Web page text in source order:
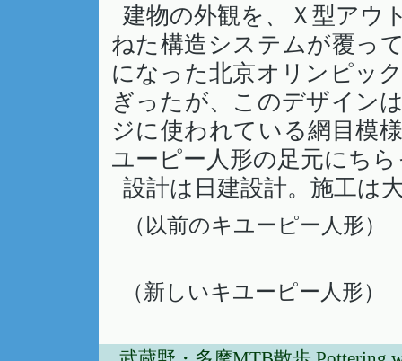
建物の外観を、Ｘ型アウ
ねた構造システムが覆っ
になった北京オリンピッ
ぎったが、このデザイン
ジに使われている網目模
ユーピー人形の足元にち
設計は日建設計。施工は
（以前のキユーピー人形
（新しいキユーピー人形